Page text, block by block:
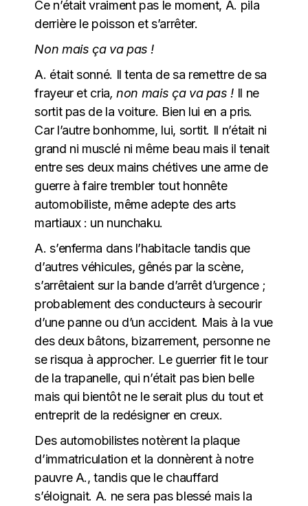
Ce n’était vraiment pas le moment, A. pila
derrière le poisson et s’arrêter.
Non mais ça va pas !
A. était sonné. Il tenta de sa remettre de sa
frayeur et cria, non mais ça va pas ! Il ne
sortit pas de la voiture. Bien lui en a pris.
Car l’autre bonhomme, lui, sortit. Il n’était ni
grand ni musclé ni même beau mais il tenait
entre ses deux mains chétives une arme de
guerre à faire trembler tout honnête
automobiliste, même adepte des arts
martiaux : un nunchaku.
A. s’enferma dans l’habitacle tandis que
d’autres véhicules, gênés par la scène,
s’arrêtaient sur la bande d’arrêt d’urgence ;
probablement des conducteurs à secourir
d’une panne ou d’un accident. Mais à la vue
des deux bâtons, bizarrement, personne ne
se risqua à approcher. Le guerrier fit le tour
de la trapanelle, qui n’était pas bien belle
mais qui bientôt ne le serait plus du tout et
entreprit de la redésigner en creux.
Des automobilistes notèrent la plaque
d’immatriculation et la donnèrent à notre
pauvre A., tandis que le chauffard
s’éloignait. A. ne sera pas blessé mais la